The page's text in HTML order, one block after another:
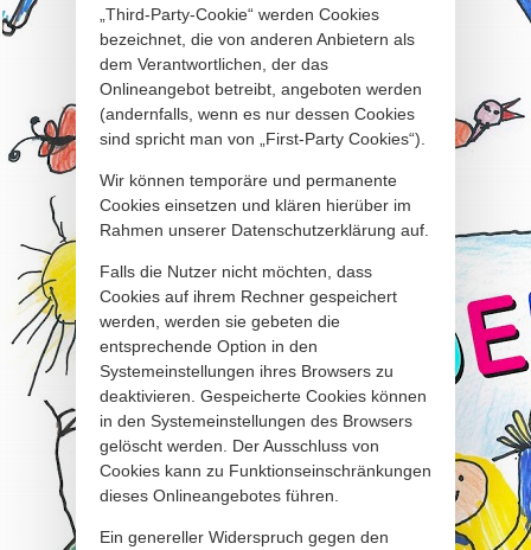
„Third-Party-Cookie“ werden Cookies
bezeichnet, die von anderen Anbietern als
dem Verantwortlichen, der das
Onlineangebot betreibt, angeboten werden
(andernfalls, wenn es nur dessen Cookies
sind spricht man von „First-Party Cookies“).
Wir können temporäre und permanente
Cookies einsetzen und klären hierüber im
Rahmen unserer Datenschutzerklärung auf.
Falls die Nutzer nicht möchten, dass
Cookies auf ihrem Rechner gespeichert
werden, werden sie gebeten die
entsprechende Option in den
Systemeinstellungen ihres Browsers zu
deaktivieren. Gespeicherte Cookies können
in den Systemeinstellungen des Browsers
gelöscht werden. Der Ausschluss von
Cookies kann zu Funktionseinschränkungen
dieses Onlineangebotes führen.
Ein genereller Widerspruch gegen den